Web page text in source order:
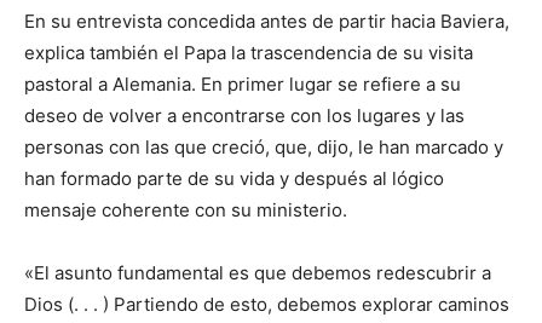
En su entrevista concedida antes de partir hacia Baviera,
explica también el Papa la trascendencia de su visita
pastoral a Alemania. En primer lugar se refiere a su
deseo de volver a encontrarse con los lugares y las
personas con las que creció, que, dijo, le han marcado y
han formado parte de su vida y después al lógico
mensaje coherente con su ministerio.
«El asunto fundamental es que debemos redescubrir a
Dios (. . . ) Partiendo de esto, debemos explorar caminos